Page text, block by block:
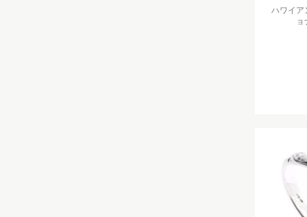
ハワイア